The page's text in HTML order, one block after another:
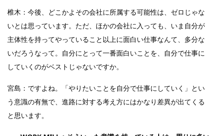
椎木：今後、どこかよその会社に所属する可能性は、ゼロじゃな
いとは思っています。ただ、ほかの会社に入っても、いま自分が
主体性を持ってやっていること以上に面白い仕事なんて、多分な
いだろうなって。自分にとって一番面白いことを、自分で仕事に
していくのがベストじゃないですか。
宮島：ですよね。「やりたいことを自分で仕事にしていく」とい
う意識の有無で、進路に対する考え方にはかなり差異が出てくる
と思います。